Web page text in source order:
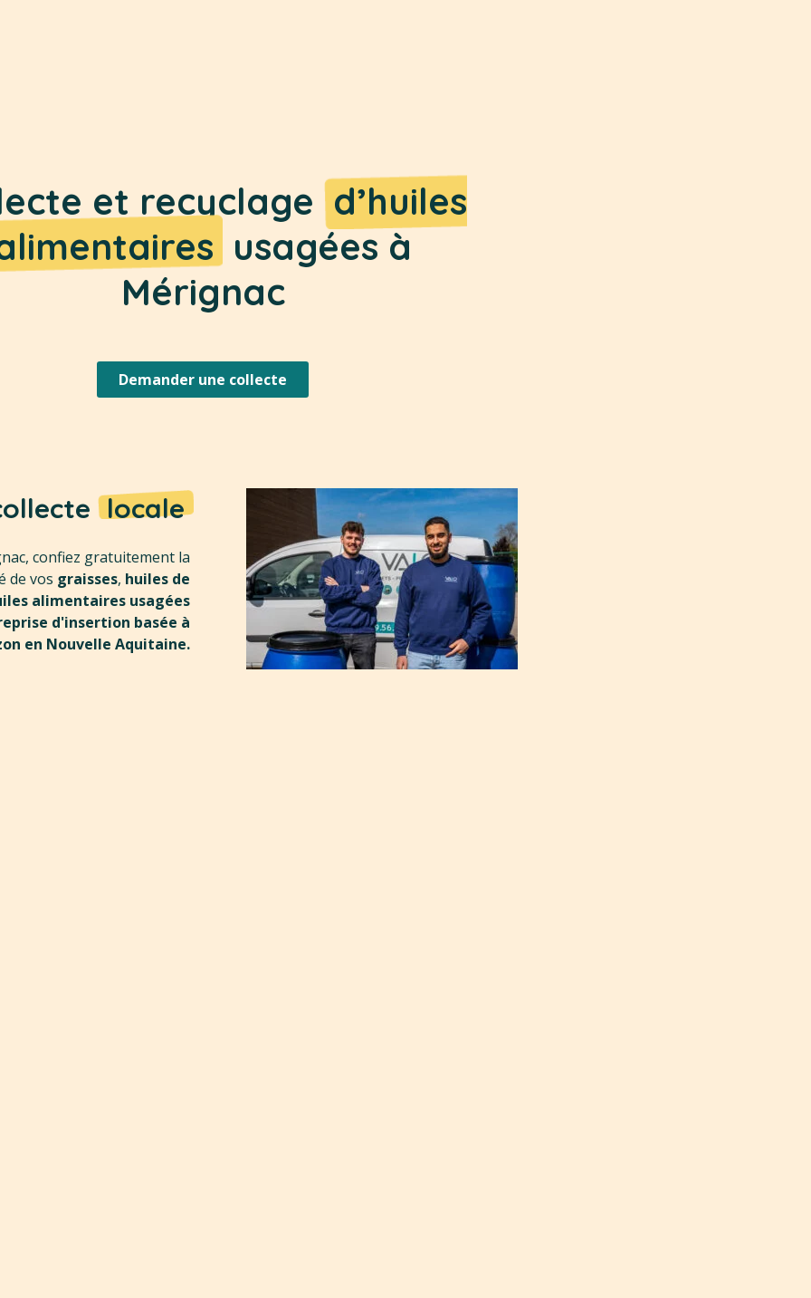
et recyclage d’huiles
usagées à
Mérignac
Demander une collecte
locale
confiez gratuitement la
de vos graisses, huiles de
alimentaires usagées
d'insertion basée à
en Nouvelle Aquitaine.